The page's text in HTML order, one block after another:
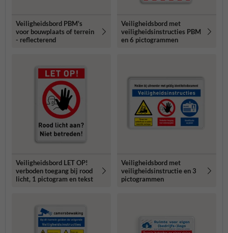
Veiligheidsbord PBM's
voor bouwplaats of terrein
- reflecterend
Veiligheidsbord met
veiligheidsinstructies PBM
en 6 pictogrammen
Veiligheidsbord LET OP!
verboden toegang bij rood
licht, 1 pictogram en tekst
Veiligheidsbord met
veiligheidsinstructie en 3
pictogrammen